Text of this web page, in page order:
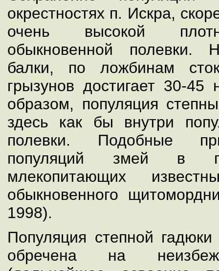
окрестностях п. Искра,
очень высокой
обыкновенной полевки.
балки, по ложбинам
грызунов достигает 30-
образом, популяция
здесь как бы внутри
полевки. Подобные
популяций змей в
млекопитающих
обыкновенного
1998).
Популяция степной
обречена на